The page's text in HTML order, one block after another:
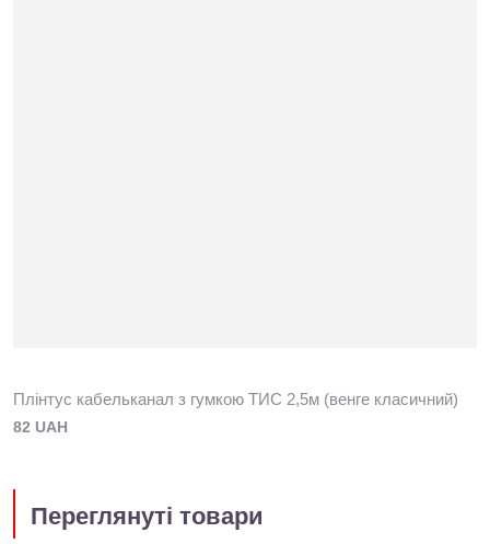
Плінтус кабельканал з гумкою ТИС 2,5м (венге класичний)
82 UAH
Переглянуті товари